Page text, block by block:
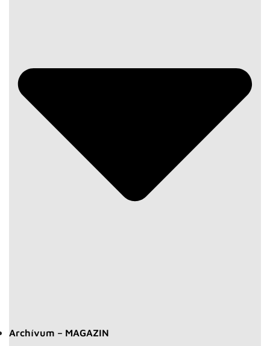
Archívum – MAGAZIN